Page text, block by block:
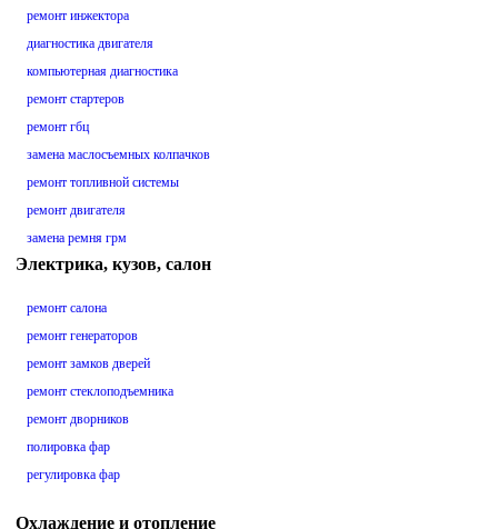
ремонт инжектора
диагностика двигателя
компьютерная диагностика
ремонт стартеров
ремонт гбц
замена маслосъемных колпачков
ремонт топливной системы
ремонт двигателя
замена ремня грм
Электрика, кузов, салон
ремонт салона
ремонт генераторов
ремонт замков дверей
ремонт стеклоподъемника
ремонт дворников
полировка фар
регулировка фар
Охлаждение и отопление